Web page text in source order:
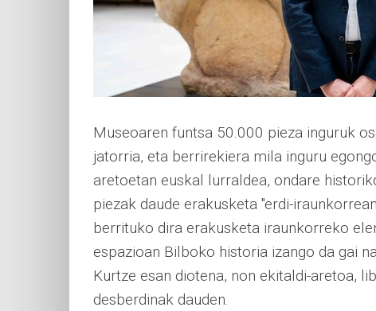
Museoaren funtsa 50.000 pieza inguruk
jatorria, eta berrirekiera mila inguru
aretoetan euskal lurraldea, ondare
piezak daude erakusketa "erdi-
berrituko dira erakusketa iraunkorreko
espazioan Bilboko historia izango da gai
Kurtze esan diotena, non ekitaldi-aretoa,
desberdinak dauden.